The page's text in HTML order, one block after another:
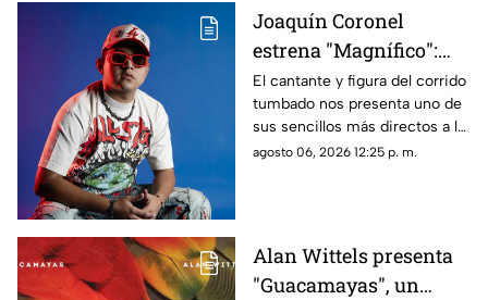
personas que nos formaron
Joaquín Coronel
estrena "Magnífico":
cuando el amor se
vuelve dulce venganza
El cantante y figura del corrido
tumbado nos presenta uno de
sus sencillos más directos a la
fecha, pues amparado por su
importar lo que digan los
demás
agosto 06, 2026 12:25 p. m.
Alan Wittels presenta
"Guacamayas", un